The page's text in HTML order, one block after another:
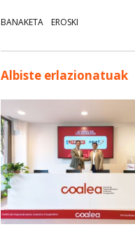
BANAKETA EROSKI
Albiste erlazionatuak